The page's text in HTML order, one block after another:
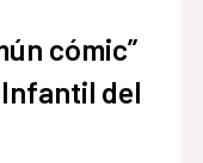
cómic”
del